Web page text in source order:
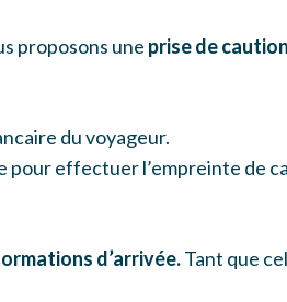
proposons une prise de
du voyageur.
pour effectuer l’empreinte de
d’arrivée.Tant que